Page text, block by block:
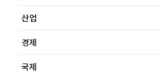
산업
경제
국제